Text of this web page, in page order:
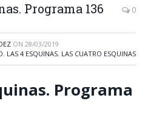
Programa 136 0
ON 28/03/2019
, LAS 4 ESQUINAS, LAS CUATRO ESQUINAS
Programa